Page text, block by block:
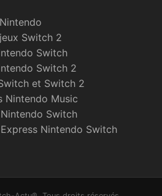
Switch 2
Switch
Switch 2
et Switch 2
Nintendo Music
Switch
Nintendo Switch